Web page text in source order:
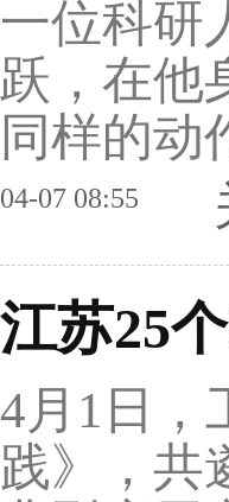
一位科研
跃，在他
同样的动
04-07 08:55
江苏25
4月1日，
践》，共